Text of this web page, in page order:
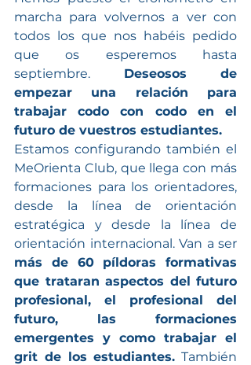
marcha para volvernos a ver con
todos los que nos habéis pedido
que os esperemos hasta
septiembre. Deseosos de
empezar una relación para
trabajar codo con codo en el
futuro de vuestros estudiantes.
Estamos configurando también el
MeOrienta Club, que llega con más
formaciones para los orientadores,
desde la línea de orientación
estratégica y desde la línea de
más de 60 píldoras formativas
que trataran aspectos del futuro
profesional, el profesional del
futuro, las formaciones
emergentes y como trabajar el
grit de los estudiantes. También